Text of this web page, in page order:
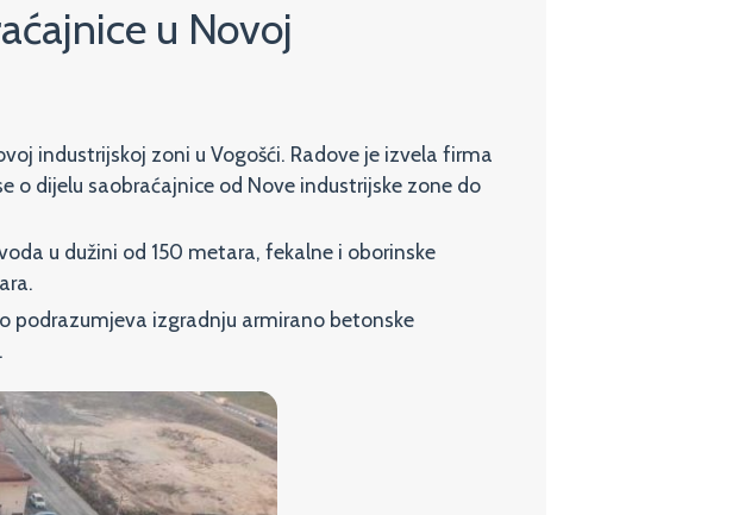
u Novoj
industrijskoj zoni u Vogošći. Radove je izvela firma
o dijelu saobraćajnice od Nove industrijske zone do
u dužini od 150 metara, fekalne i oborinske
podrazumjeva izgradnju armirano betonske